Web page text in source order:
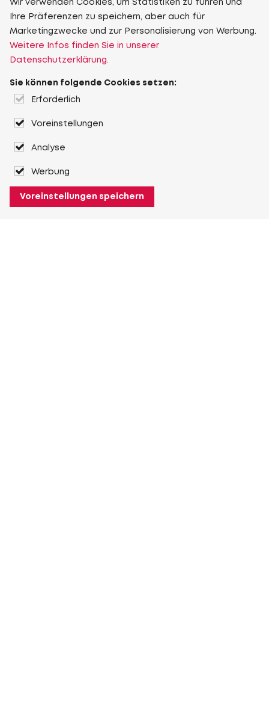
Wir verwenden Cookies, um Statistiken zu führen und
Ihre Präferenzen zu speichern, aber auch für
Marketingzwecke und zur Personalisierung von Werbung.
Weitere Infos finden Sie in unserer
Datenschutzerklärung.
Sie können folgende Cookies setzen:
Erforderlich
Voreinstellungen
Analyse
Werbung
Voreinstellungen speichern